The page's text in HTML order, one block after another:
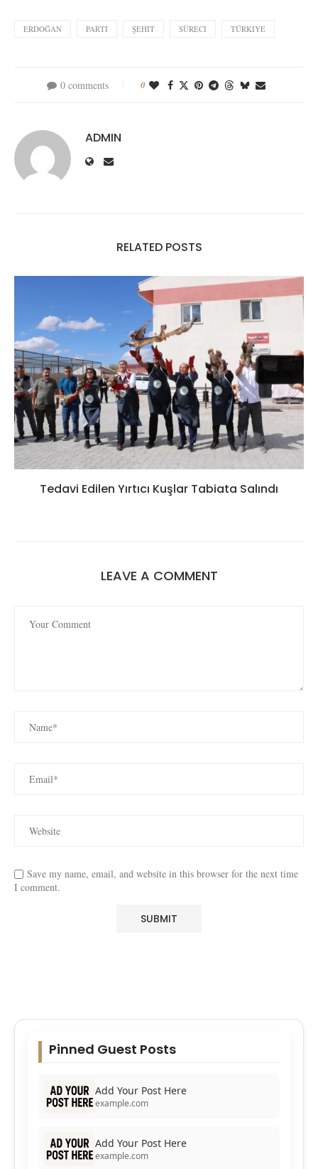
ERDOĞAN PARTI ŞEHIT SÜRECI TÜRKIYE
0 comments 0
ADMIN
RELATED POSTS
Tedavi Edilen Yırtıcı Kuşlar Tabiata Salındı
LEAVE A COMMENT
Save my name, email, and website in this browser for the next time
I comment.
Pinned Guest Posts
Add Your Post Here
example.com
Add Your Post Here
example.com